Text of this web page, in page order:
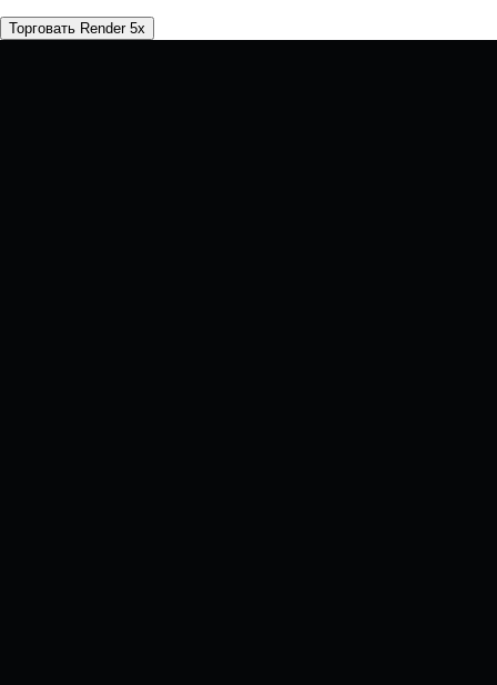
Торговать Render 5x